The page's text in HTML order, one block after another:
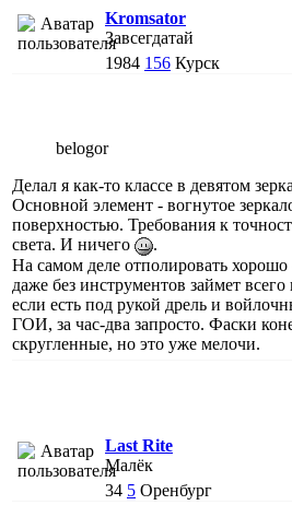
Kromsator
Завсегдатай
1984 156 Курск
belogor
Делал я как-то классе в девятом
Основной элемент - вогнутое
поверхностью. Требования к
света. И ничего
.
На самом деле отполировать
даже без инструментов займет
если есть под рукой дрель и
ГОИ, за час-два запросто. Фаски
скругленные, но это уже мелочи.
Last Rite
Малёк
34 5 Оренбург